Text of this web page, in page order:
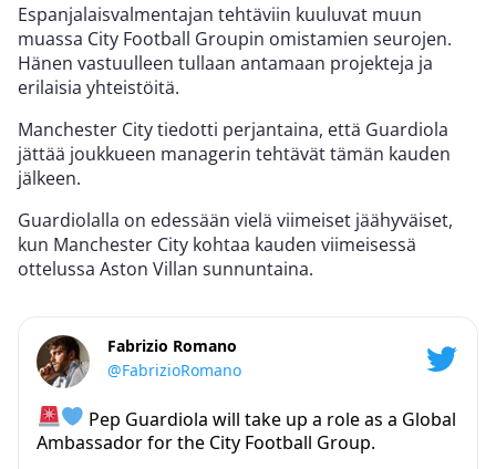
Espanjalaisvalmentajan tehtäviin kuuluvat muun
muassa City Football Groupin omistamien seurojen.
Hänen vastuulleen tullaan antamaan projekteja ja
erilaisia yhteistöitä.
Manchester City tiedotti perjantaina, että Guardiola
jättää joukkueen managerin tehtävät tämän kauden
jälkeen.
Guardiolalla on edessään vielä viimeiset jäähyväiset,
kun Manchester City kohtaa kauden viimeisessä
ottelussa Aston Villan sunnuntaina.
Fabrizio Romano
@FabrizioRomano
Pep Guardiola will take up a role as a Global
Ambassador for the City Football Group.